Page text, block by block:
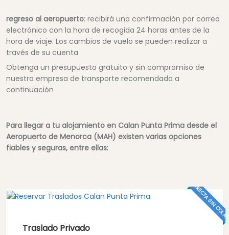
regreso al aeropuerto: recibirá una confirmación por correo
electrónico con la hora de recogida 24 horas antes de la
hora de viaje. Los cambios de vuelo se pueden realizar a
través de su cuenta
Obtenga un presupuesto gratuito y sin compromiso de
nuestra empresa de transporte recomendada a
continuación
Para llegar a tu alojamiento en Calan Punta Prima desde el
Aeropuerto de Menorca (MAH) existen varias opciones
fiables y seguras, entre ellas:
DIRECTA SIN
Traslado Privado